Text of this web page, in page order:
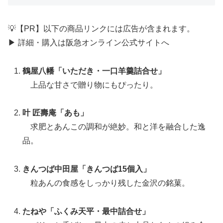
💡【PR】以下の商品リンクには広告が含まれます。
▶ 詳細・購入は阪急オンライン公式サイトへ
鶴屋八幡「いただき・一口羊羹詰合せ」
上品な甘さで贈り物にもぴったり。
叶 匠壽庵「あも」
求肥とあんこの調和が絶妙。和と洋を融合した逸
品。
きんつば中田屋「きんつば15個入」
粒あんの食感をしっかり残した金沢の銘菓。
たねや「ふくみ天平・最中詰合せ」